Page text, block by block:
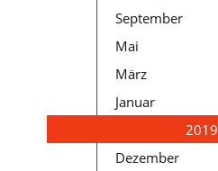
September
Mai
März
Januar
2019
Dezember